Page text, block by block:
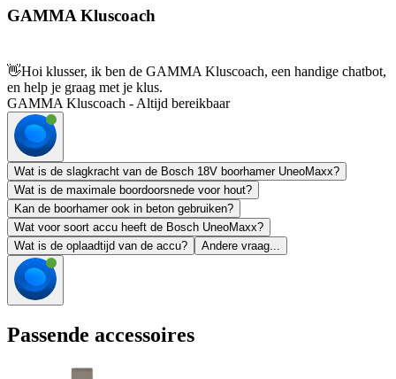
GAMMA Kluscoach
👋Hoi klusser, ik ben de GAMMA Kluscoach, een handige chatbot,
en help je graag met je klus.
GAMMA Kluscoach - Altijd bereikbaar
Wat is de slagkracht van de Bosch 18V boorhamer UneoMaxx?
Wat is de maximale boordoorsnede voor hout?
Kan de boorhamer ook in beton gebruiken?
Wat voor soort accu heeft de Bosch UneoMaxx?
Wat is de oplaadtijd van de accu?
Andere vraag...
Passende accessoires